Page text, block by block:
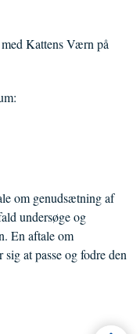
Kattens Værn på
om genudsætning af
undersøge og
En aftale om
at passe og fodre den